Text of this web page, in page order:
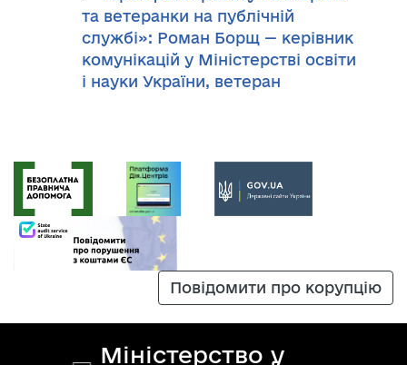
та ветеранки на публічній
службі»: Роман Борщ — керівник
комунікацій у Міністерстві освіти
і науки України, ветеран
Повідомити про корупцію
Міністерство у